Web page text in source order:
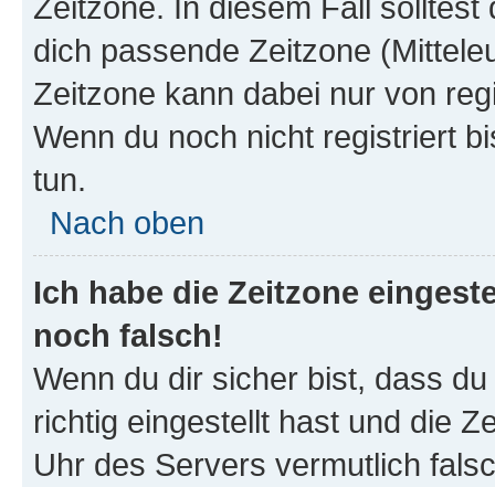
dich passende Zeitzone
Zeitzone kann dabei nur von
Wenn du noch nicht registriert
tun.
Nach oben
Ich habe die Zeitzone
noch falsch!
Wenn du dir sicher bist, dass
richtig eingestellt hast und die
Uhr des Servers vermutlich